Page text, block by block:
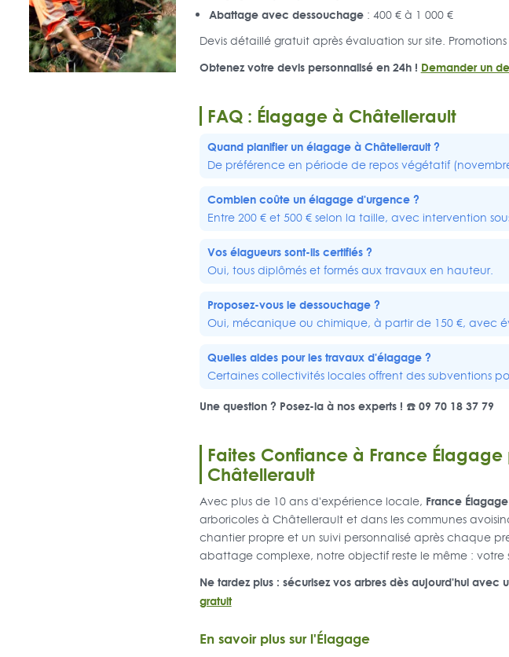
Abattage avec dessouchage: 400 € à 1 000 €
Devis détaillé gratuit après évaluation sur site. Promotions
Obtenez votre devis personnalisé en 24h ! Demander un
FAQ : Élagage à Châtellerault
Quand planifier un élagage à Châtellerault ?
De préférence en période de repos végétatif
Combien coûte un élagage d'urgence ?
Entre 200 € et 500 € selon la taille, avec intervention
Vos élagueurs sont-ils certifiés ?
Oui, tous diplômés et formés aux travaux en hauteur.
Proposez-vous le dessouchage ?
Oui, mécanique ou chimique, à partir de 150 €, avec
Quelles aides pour les travaux d'élagage ?
Certaines collectivités locales offrent des subventions
Une question ? Posez-la à nos experts ! ☎️ 09 70 18 37 79
Faites Confiance à France Élagage
Châtellerault
Avec plus de 10 ans d'expérience locale, France Élagage
arboricoles à Châtellerault et dans les communes
chantier propre et un suivi personnalisé après chaque
abattage complexe, notre objectif reste le même :
Ne tardez plus : sécurisez vos arbres dès aujourd'hui avec
gratuit
En savoir plus sur l'Élagage